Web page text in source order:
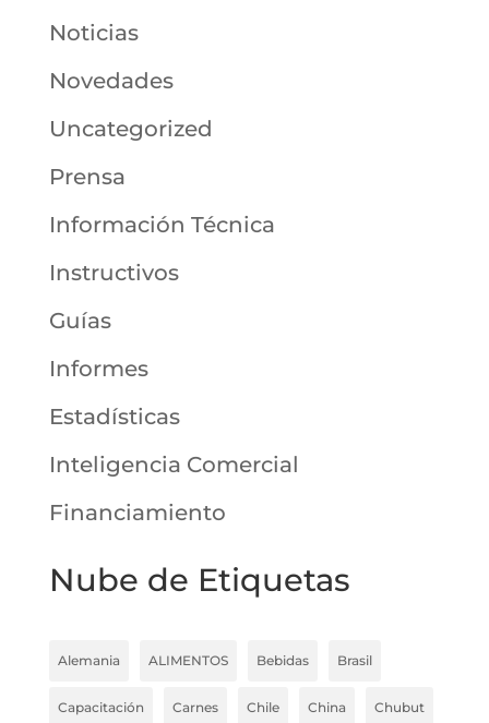
Noticias
Novedades
Uncategorized
Prensa
Información Técnica
Instructivos
Guías
Informes
Estadísticas
Inteligencia Comercial
Financiamiento
Nube de Etiquetas
Alemania ALIMENTOS Bebidas Brasil
Capacitación Carnes Chile China Chubut